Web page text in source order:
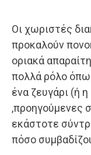
Οι χωριστές
προκαλούν
οριακά
πολλά ρόλο
ένα ζευγάρι (ή
,προηγούμενες
εκάστοτε
πόσο